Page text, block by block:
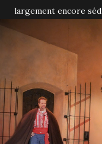
largement encore